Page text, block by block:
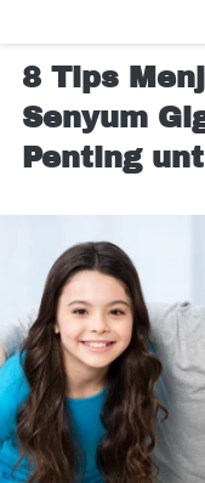
8 Tips
Senyum
Penting